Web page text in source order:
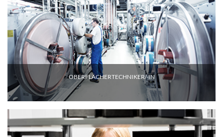
OBERFLÄCHERTECHNIKER/-IN